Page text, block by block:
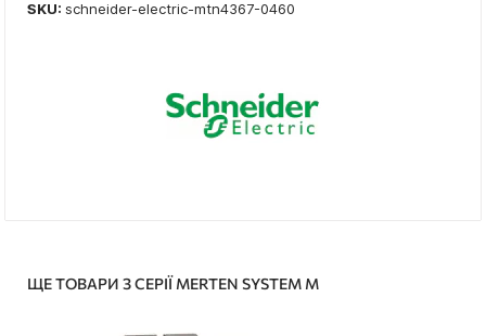
SKU: schneider-electric-mtn4367-0460
ЩЕ ТОВАРИ З СЕРІЇ MERTEN SYSTEM M